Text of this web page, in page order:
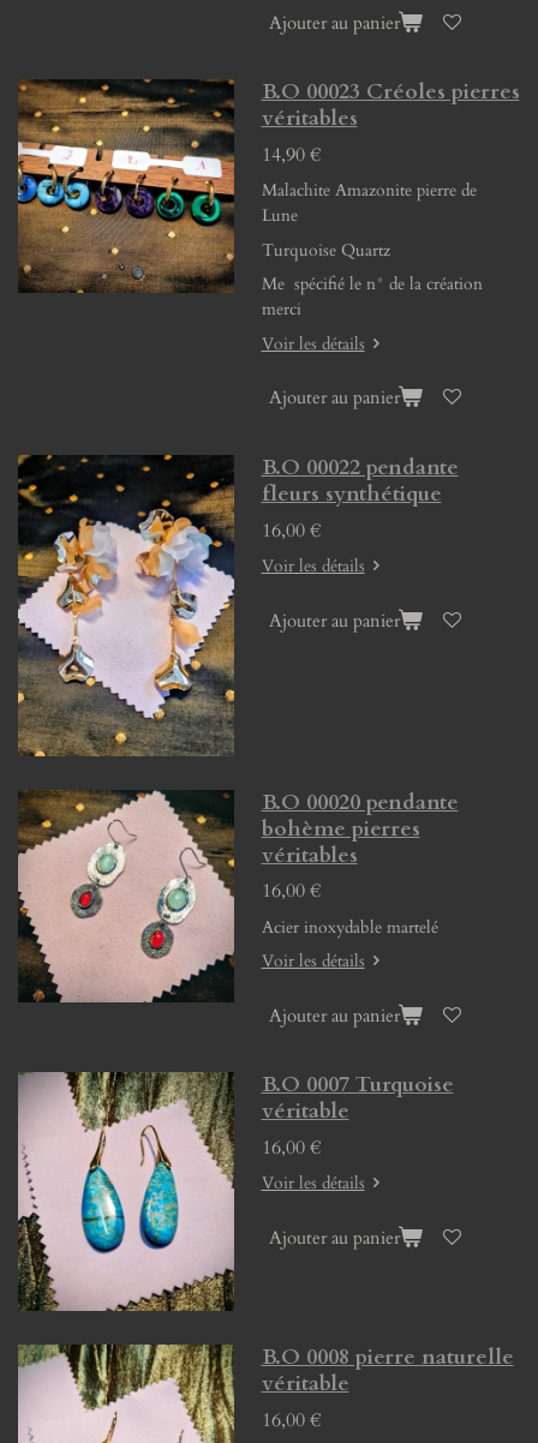
Ajouter au panier
B.O 00023 Créoles pierres
véritables
14,90 €
Malachite Amazonite pierre de
Lune
Turquoise Quartz
Me spécifié le n° de la création
merci
Voir les détails
Ajouter au panier
B.O 00022 pendante
fleurs synthétique
16,00 €
Voir les détails
Ajouter au panier
B.O 00020 pendante
bohème pierres
véritables
16,00 €
Acier inoxydable martelé
Voir les détails
Ajouter au panier
B.O 0007 Turquoise
véritable
16,00 €
Voir les détails
Ajouter au panier
B.O 0008 pierre naturelle
véritable
16,00 €